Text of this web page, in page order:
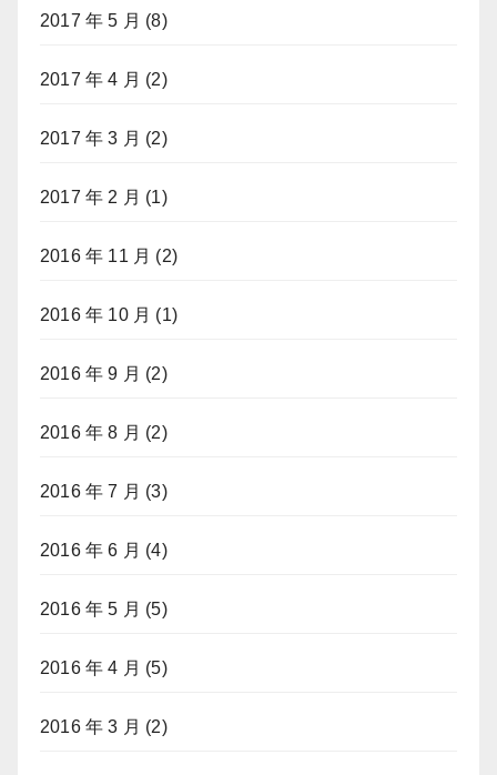
2017 年 5 月 (8)
2017 年 4 月 (2)
2017 年 3 月 (2)
2017 年 2 月 (1)
2016 年 11 月 (2)
2016 年 10 月 (1)
2016 年 9 月 (2)
2016 年 8 月 (2)
2016 年 7 月 (3)
2016 年 6 月 (4)
2016 年 5 月 (5)
2016 年 4 月 (5)
2016 年 3 月 (2)